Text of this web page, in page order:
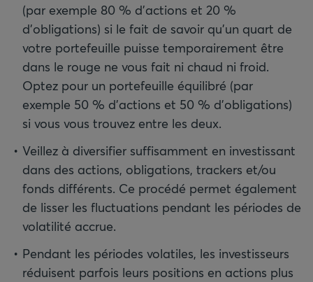
(par exemple 80 % d’actions et 20 %
d’obligations) si le fait de savoir qu'un quart de
votre portefeuille puisse temporairement être
dans le rouge ne vous fait ni chaud ni froid.
Optez pour un portefeuille équilibré (par
exemple 50 % d’actions et 50 % d’obligations)
si vous vous trouvez entre les deux.
Veillez à diversifier suffisamment en investissant
dans des actions, obligations, trackers et/ou
fonds différents. Ce procédé permet également
de lisser les fluctuations pendant les périodes de
volatilité accrue.
Pendant les périodes volatiles, les investisseurs
réduisent parfois leurs positions en actions plus